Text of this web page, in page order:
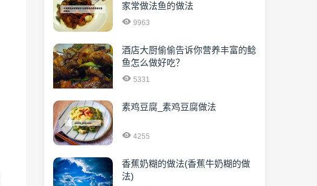
家常做法鱼的做法
9963
酒店大厨偷偷告诉你营养丰富的鲶
鱼怎么做好吃？
5331
素鸡豆腐_素鸡豆腐做法
4255
香蕉奶糊的做法(香蕉牛奶糊的做
法)